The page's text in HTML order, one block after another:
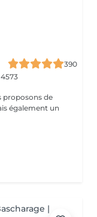
390
proposons de
également un